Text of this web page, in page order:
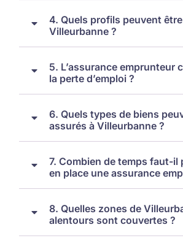
4. Quels profils peuvent
Villeurbanne ?
5. L’assurance emprunteur
la perte d’emploi ?
6. Quels types de biens
assurés à Villeurbanne ?
7. Combien de temps faut-il
en place une assurance
8. Quelles zones de
alentours sont couvertes ?